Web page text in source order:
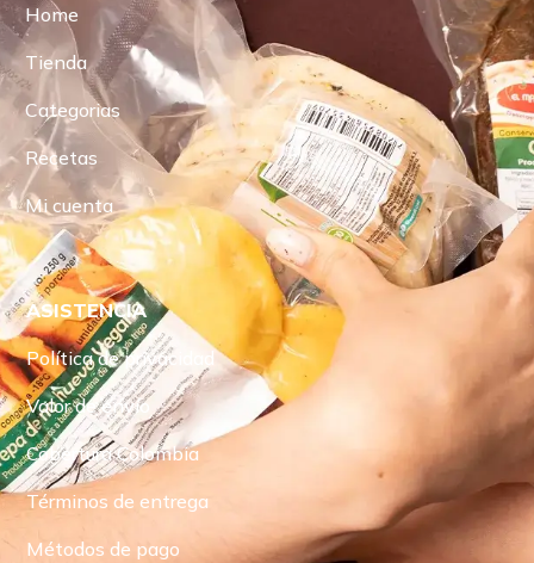
Home
Tienda
Categorias
Recetas
Mi cuenta
ASISTENCIA
Política de privacidad
Valor de envío
Cobertura Colombia
Términos de entrega
Métodos de pago